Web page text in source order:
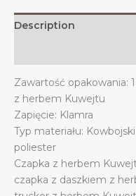
typu
trucker
siateczki
kowbojskiej
quantity
Description
Zawartość opakowania:
z herbem Kuwejtu
Zapięcie: Klamra
Typ materiału:
poliester
Czapka z herbem
czapka z daszkiem z